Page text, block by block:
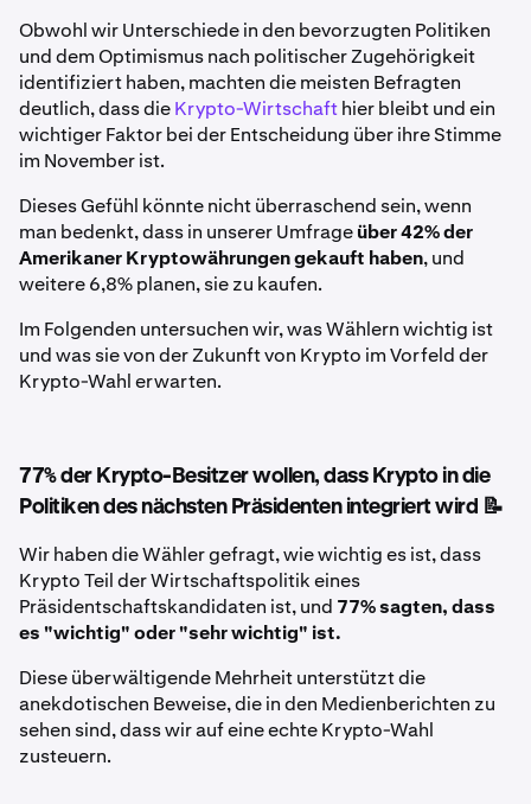
Obwohl wir Unterschiede in den bevorzugten Politiken
und dem Optimismus nach politischer Zugehörigkeit
identifiziert haben, machten die meisten Befragten
deutlich, dass dieKrypto-Wirtschafthier bleibt und ein
wichtiger Faktor bei der Entscheidung über ihre Stimme
im November ist.
Dieses Gefühl könnte nicht überraschend sein, wenn
man bedenkt, dass in unserer Umfrageüber 42% der
Amerikaner Kryptowährungen gekauft haben, und
weitere 6,8% planen, sie zu kaufen.
Im Folgenden untersuchen wir, was Wählern wichtig ist
und was sie von der Zukunft von Krypto im Vorfeld der
Krypto-Wahl erwarten.
77% der Krypto-Besitzer wollen, dass Krypto in die
Politiken des nächsten Präsidenten integriert wird 📝
Wir haben die Wähler gefragt, wie wichtig es ist, dass
Krypto Teil der Wirtschaftspolitik eines
Präsidentschaftskandidaten ist, und 77% sagten, dass
es "wichtig" oder "sehr wichtig" ist.
Diese überwältigende Mehrheit unterstützt die
anekdotischen Beweise, die in den Medienberichten zu
sehen sind, dass wir auf eine echte Krypto-Wahl
zusteuern.